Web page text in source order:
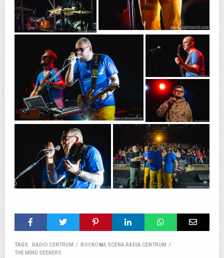
TAGS: RADIO CENTRUM / ROCKOWA SCENA RADIA CENTRUM
/
THE MIND SEEKERS